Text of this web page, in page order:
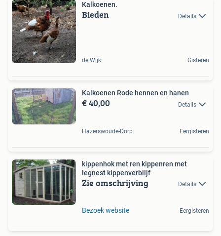
Kalkoenen.
Bieden Details
de Wijk Gisteren
Kalkoenen Rode hennen en hanen
€ 40,00 Details
Hazerswoude-Dorp Eergisteren
kippenhok met ren kippenren met
legnest kippenverblijf
Zie omschrijving Details
Bezoek website Eergisteren